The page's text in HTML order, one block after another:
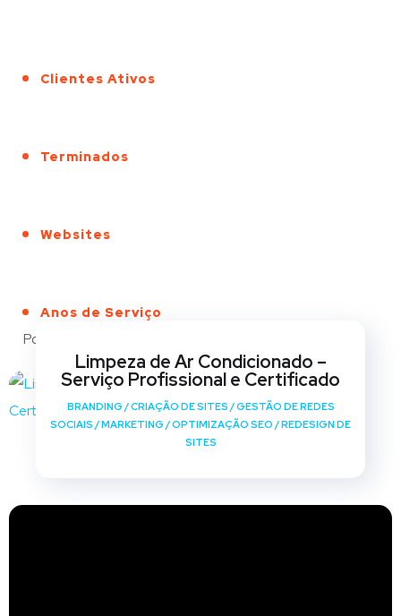
Clientes Ativos
Terminados
Websites
Anos de Serviço
Portfólio
Limpeza de Ar Condicionado –
Serviço Profissional e Certificado
BRANDING /CRIAÇÃO DE SITES /GESTÃO DE REDES
SOCIAIS /MARKETING /OPTIMIZAÇÃO SEO /REDESIGN DE
SITES